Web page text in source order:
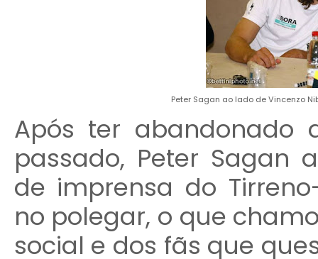
Peter Sagan ao lado de Vincenzo
Após ter abandonado
passado, Peter Sagan
de imprensa do
no polegar, o que
social e dos fãs que